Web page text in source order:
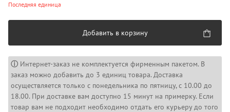
Последняя единица
Добавить в корзину
ⓘ Интернет-заказ не комплектуется фирменным пакетом. В
заказ можно добавить до 3 единиц товара. Доставка
осуществляется только с понедельника по пятницу, с 10.00 до
18.00. При доставке вам доступно 15 минут на примерку. Если
товар вам не подходит необходимо отдать его курьеру до того